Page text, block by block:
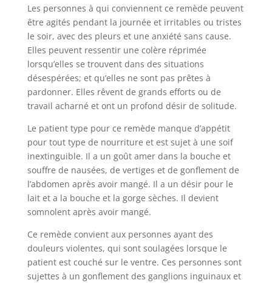
Les personnes à qui conviennent ce remède peuvent
être agités pendant la journée et irritables ou tristes
le soir, avec des pleurs et une anxiété sans cause.
Elles peuvent ressentir une colère réprimée
lorsqu’elles se trouvent dans des situations
désespérées; et qu’elles ne sont pas prêtes à
pardonner. Elles rêvent de grands efforts ou de
travail acharné et ont un profond désir de solitude.
Le patient type pour ce remède manque d’appétit
pour tout type de nourriture et est sujet à une soif
inextinguible. Il a un goût amer dans la bouche et
souffre de nausées, de vertiges et de gonflement de
l’abdomen après avoir mangé. Il a un désir pour le
lait et a la bouche et la gorge sèches. Il devient
somnolent après avoir mangé.
Ce remède convient aux personnes ayant des
douleurs violentes, qui sont soulagées lorsque le
patient est couché sur le ventre. Ces personnes sont
sujettes à un gonflement des ganglions inguinaux et